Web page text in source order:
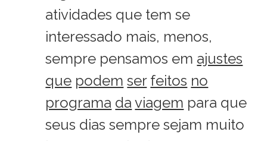
atividades que tem se
interessado mais, menos,
sempre pensamos em ajustes
que podem ser feitos no
programa da viagem para que
seus dias sempre sejam muito